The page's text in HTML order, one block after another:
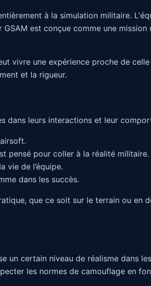
à la simulation militaire.
est conçue comme une
vivre une expérience proche de
et la rigueur.
dans leurs interactions et leur
pensé pour coller à la réalité militaire.
vie de l’équipe.
dans les succès.
que ce soit sur le terrain ou en
un certain niveau de réalisme dans
les normes de camouflage en